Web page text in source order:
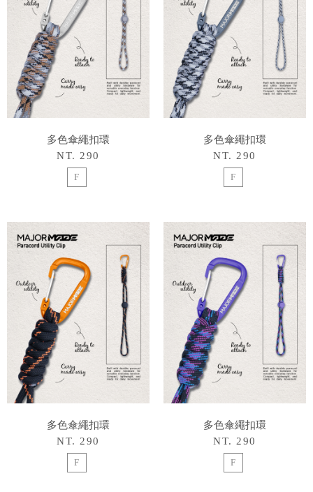
多色傘繩扣環
NT. 290
F
多色傘繩扣環
NT. 290
F
多色傘繩扣環
NT. 290
F
多色傘繩扣環
NT. 290
F